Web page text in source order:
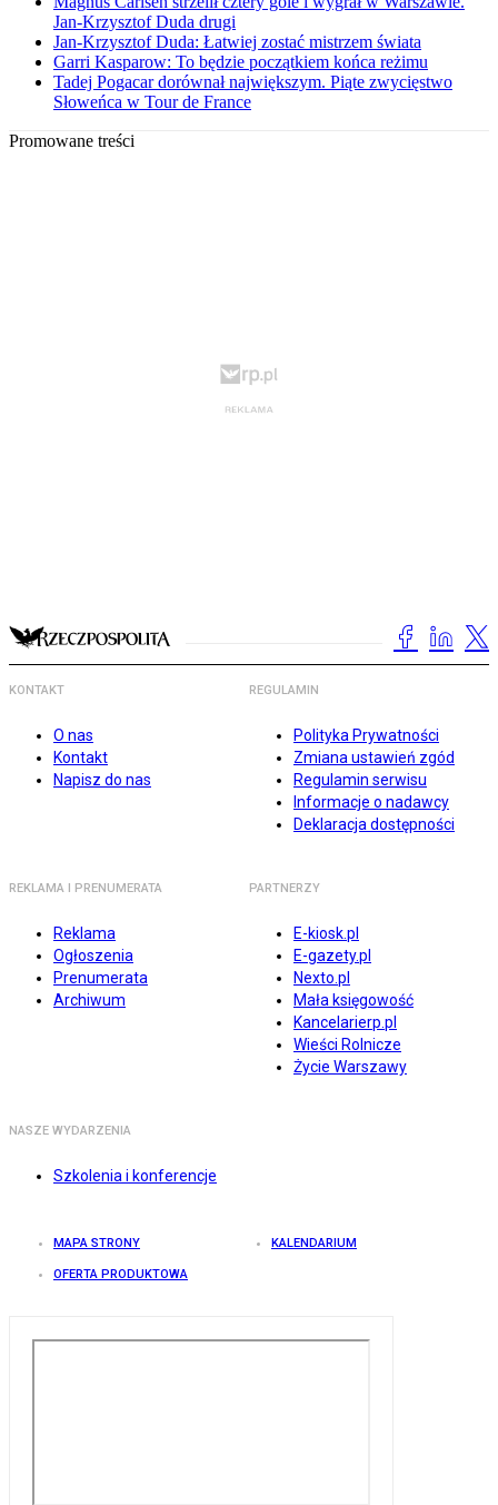
Jan-Krzysztof Duda drugi
Jan-Krzysztof Duda: Łatwiej zostać mistrzem świata
Garri Kasparow: To będzie początkiem końca reżimu
Tadej Pogacar dorównał największym. Piąte zwycięstwo
Słoweńca w Tour de France
Promowane treści
KONTAKT
O nas
Kontakt
Napisz do nas
REGULAMIN
Polityka Prywatności
Zmiana ustawień zgód
Regulamin serwisu
Informacje o nadawcy
Deklaracja dostępności
REKLAMA I PRENUMERATA
Reklama
Ogłoszenia
Prenumerata
Archiwum
PARTNERZY
E-kiosk.pl
E-gazety.pl
Nexto.pl
Mała księgowość
Kancelarierp.pl
Wieści Rolnicze
Życie Warszawy
NASZE WYDARZENIA
Szkolenia i konferencje
MAPA STRONY KALENDARIUM
OFERTA PRODUKTOWA